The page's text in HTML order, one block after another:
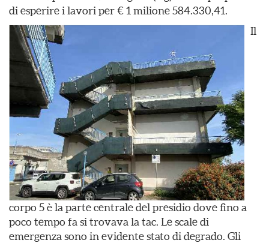
di esperire i lavori per € 1 milione 584.330,41.
Il
corpo 5 è la parte centrale del presidio dove fino a
poco tempo fa si trovava la tac. Le scale di
emergenza sono in evidente stato di degrado. Gli